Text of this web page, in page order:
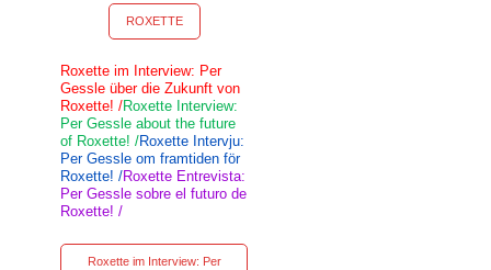
ROXETTE
Roxette im Interview: Per
Gessle über die Zukunft von
Roxette! /Roxette Interview:
Per Gessle about the future
of Roxette! /Roxette Intervju:
Per Gessle om framtiden för
Roxette! /Roxette Entrevista:
Per Gessle sobre el futuro de
Roxette! /
Roxette im Interview: Per